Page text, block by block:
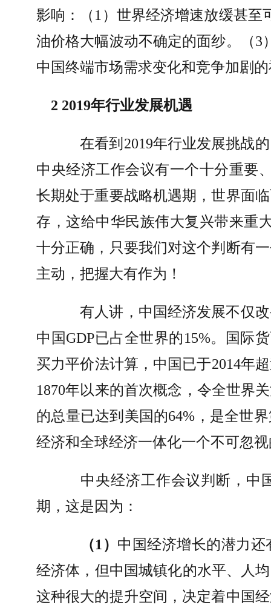
影响：（1 ）世界经济增速放缓甚至
油价格大幅波动不确定的面纱。（3
中国终端市场需求变化和竞争加剧
2 2019年行业发展机遇
在看到 2019年行业发展挑战
中央经济工作会议有一个十分重要
长期处于重要战略机遇期，世界面
存，这给中华民族伟大复兴带来重
十分正确，只要我们对这个判断有
主动，把握大有作为！
有人讲，中国经济发展不仅
中国GDP已占全世界的15%。国际
买力平价法计算，中国已于2014年
1870年以来的首次概念，令全世界
的总量已达到美国的64% ，是全世
经济和全球经济一体化一个不可忽
中央经济工作会议判断，中
期，这是因为：
（1 ） 中国经济增长的潜力
经济体，但中国城镇化的水平、人均
这种很大的提升空间，决定着中国